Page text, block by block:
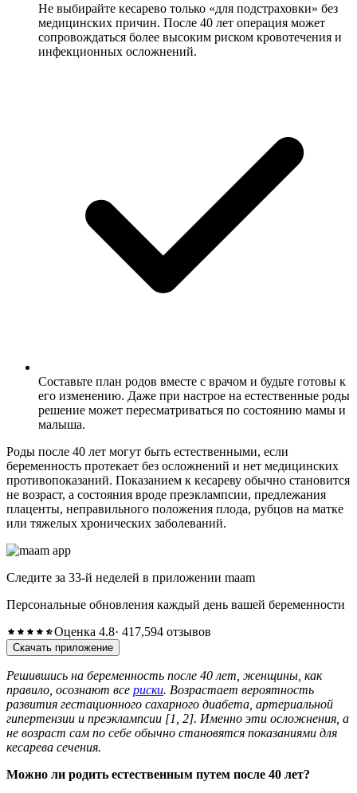
Не выбирайте кесарево только «для подстраховки» без
медицинских причин. После 40 лет операция может
сопровождаться более высоким риском кровотечения и
инфекционных осложнений.
Составьте план родов вместе с врачом и будьте готовы к
его изменению. Даже при настрое на естественные роды
решение может пересматриваться по состоянию мамы и
малыша.
Роды после 40 лет могут быть естественными, если
беременность протекает без осложнений и нет медицинских
противопоказаний. Показанием к кесареву обычно становится
не возраст, а состояния вроде преэклампсии, предлежания
плаценты, неправильного положения плода, рубцов на матке
или тяжелых хронических заболеваний.
Следите за 33-й неделей в приложении maam
Персональные обновления каждый день вашей беременности
Оценка 4.8· 417,594 отзывов
Скачать приложение
Решившись на беременность после 40 лет, женщины, как
правило, осознают все риски. Возрастает вероятность
развития гестационного сахарного диабета, артериальной
гипертензии и преэклампсии [1, 2]. Именно эти осложнения, а
не возраст сам по себе обычно становятся показаниями для
кесарева сечения.
Можно ли родить естественным путем после 40 лет?